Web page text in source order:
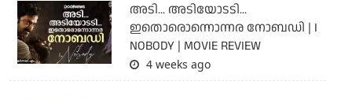
അടി... അടിയോടടി...
ഇതൊരൊന്നൊന്നര നോബഡി | I
NOBODY | MOVIE REVIEW
4 weeks ago